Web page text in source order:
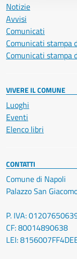
Notizie
Avvisi
Comunicati
Comunicati stampa
Comunicati stampa
VIVERE IL COMUNE
Luoghi
Eventi
Elenco libri
CONTATTI
Comune di Napoli
Palazzo San
P. IVA:
CF: 80014890638
LEI: